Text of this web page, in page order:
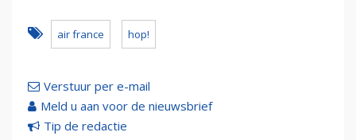
air france hop!
Verstuur per e-mail
Meld u aan voor de nieuwsbrief
Tip de redactie